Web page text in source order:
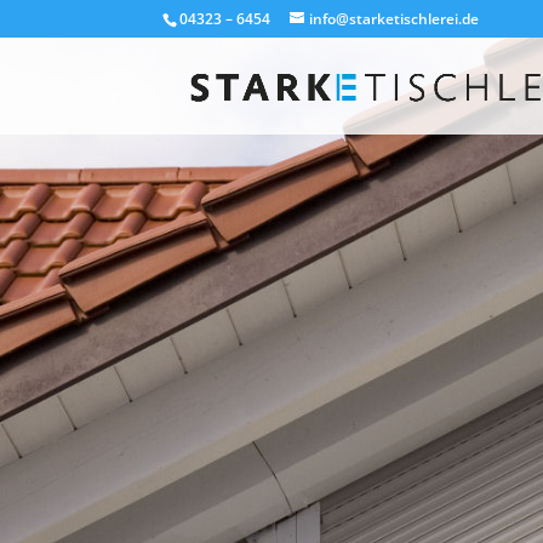
04323 – 6454 info@starketischlerei.de